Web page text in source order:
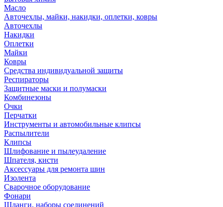
Масло
Авточехлы, майки, накидки, оплетки, ковры
Авточехлы
Накидки
Оплетки
Майки
Ковры
Средства индивидуальной защиты
Респираторы
Защитные маски и полумаски
Комбинезоны
Очки
Перчатки
Инструменты и автомобильные клипсы
Распылители
Клипсы
Шлифование и пылеудаление
Шпателя, кисти
Аксессуары для ремонта шин
Изолента
Сварочное оборудование
Фонари
Шланги, наборы соединений